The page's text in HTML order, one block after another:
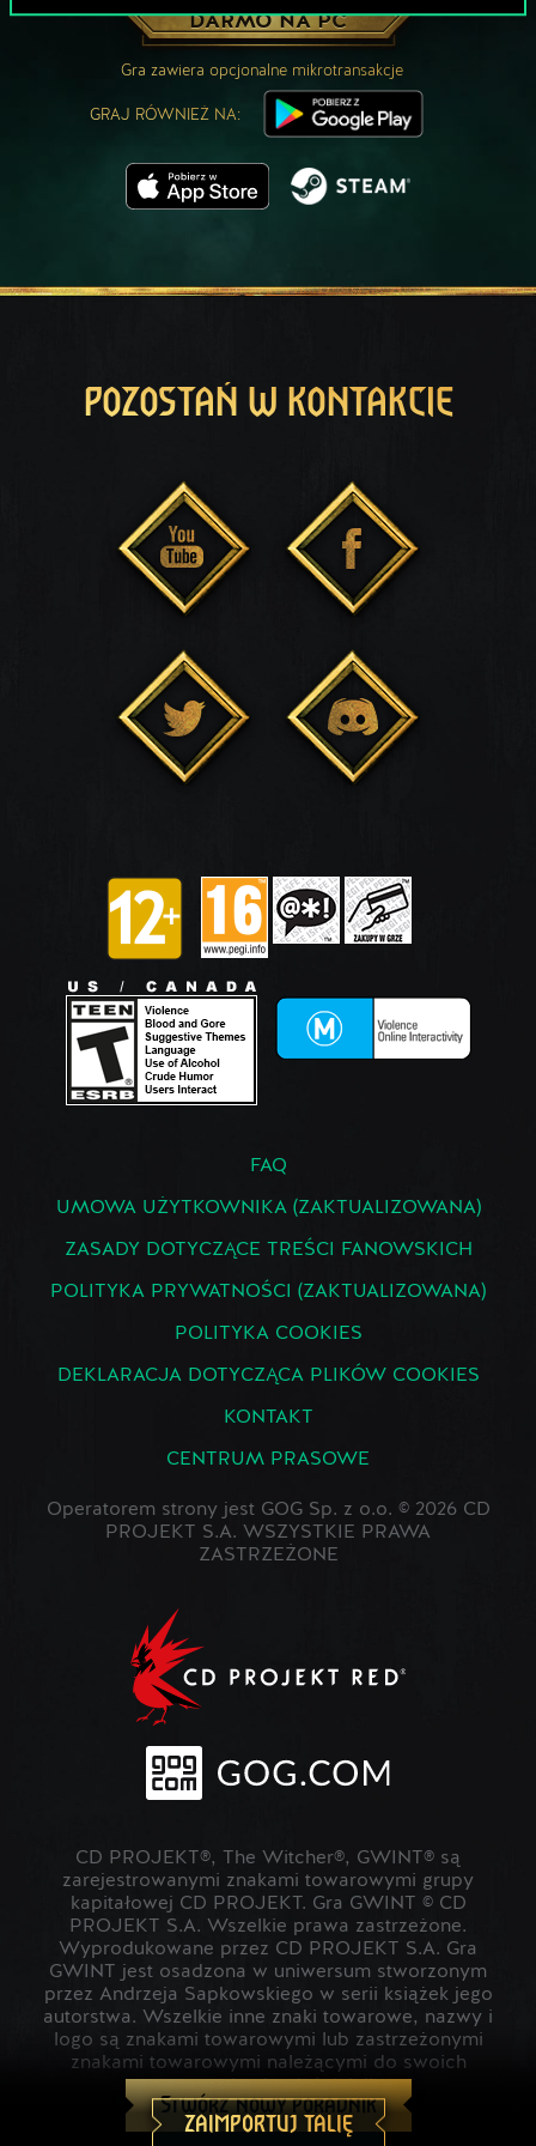
Stwórz nowy poradnik
ZAIMPORTUJ TALIĘ
DARMO NA PC
Gra zawiera opcjonalne mikrotransakcje
GRAJ RÓWNIEŻ NA:
POZOSTAŃ W KONTAKCIE
FAQ
UMOWA UŻYTKOWNIKA (ZAKTUALIZOWANA)
ZASADY DOTYCZĄCE TREŚCI FANOWSKICH
POLITYKA PRYWATNOŚCI (ZAKTUALIZOWANA)
POLITYKA COOKIES
DEKLARACJA DOTYCZĄCA PLIKÓW COOKIES
KONTAKT
CENTRUM PRASOWE
Operatorem strony jest GOG Sp. z o.o. © 2026 CD
PROJEKT S.A. WSZYSTKIE PRAWA
ZASTRZEŻONE
CD PROJEKT®, The Witcher®, GWINT® są
zarejestrowanymi znakami towarowymi grupy
kapitałowej CD PROJEKT. Gra GWINT © CD
PROJEKT S.A. Wszelkie prawa zastrzeżone.
Wyprodukowane przez CD PROJEKT S.A. Gra
GWINT jest osadzona w uniwersum stworzonym
przez Andrzeja Sapkowskiego w serii książek jego
autorstwa. Wszelkie inne znaki towarowe, nazwy i
logo są znakami towarowymi lub zastrzeżonymi
znakami towarowymi należącymi do swoich
prawowitych właścicieli.